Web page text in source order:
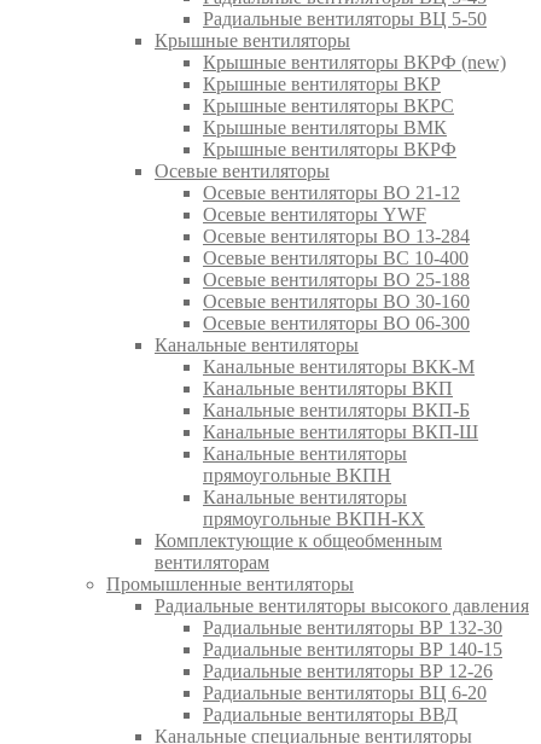
Радиальные вентиляторы ВЦ 5-50
Крышные вентиляторы
Крышные вентиляторы ВКРФ (new)
Крышные вентиляторы ВКР
Крышные вентиляторы ВКРС
Крышные вентиляторы ВМК
Крышные вентиляторы ВКРФ
Осевые вентиляторы
Осевые вентиляторы ВО 21-12
Осевые вентиляторы YWF
Осевые вентиляторы ВО 13-284
Осевые вентиляторы ВС 10-400
Осевые вентиляторы ВО 25-188
Осевые вентиляторы ВО 30-160
Осевые вентиляторы ВО 06-300
Канальные вентиляторы
Канальные вентиляторы ВКК-М
Канальные вентиляторы ВКП
Канальные вентиляторы ВКП-Б
Канальные вентиляторы ВКП-Ш
Канальные вентиляторы
прямоугольные ВКПН
Канальные вентиляторы
прямоугольные ВКПН-КХ
Комплектующие к общеобменным
вентиляторам
Промышленные вентиляторы
Радиальные вентиляторы высокого давления
Радиальные вентиляторы ВР 132-30
Радиальные вентиляторы ВР 140-15
Радиальные вентиляторы ВР 12-26
Радиальные вентиляторы ВЦ 6-20
Радиальные вентиляторы ВВД
Канальные специальные вентиляторы